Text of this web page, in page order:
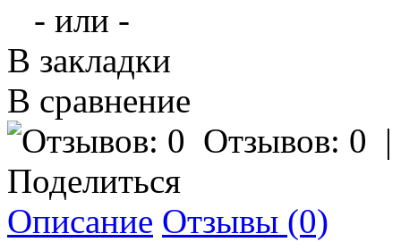
- или -
В закладки
В сравнение
Отзывов: 0
Поделиться
Описание Отзывы (0)